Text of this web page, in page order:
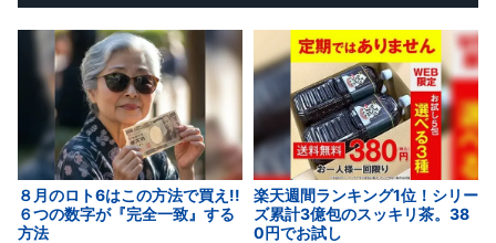
８月のロト6はこの方法で買え!!
６つの数字が『完全一致』する
方法
楽天週間ランキング1位！シリー
ズ累計3億包のスッキリ茶。38
0円でお試し